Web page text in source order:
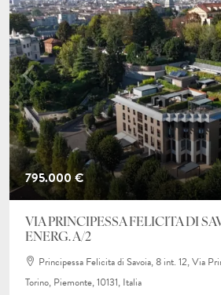
795.000 €
VIA PRINCIPESSA FELICITA DI
ENERG. A/2
Principessa Felicita di Savoia, 8 int. 12, Via
Torino, Piemonte, 10131, Italia